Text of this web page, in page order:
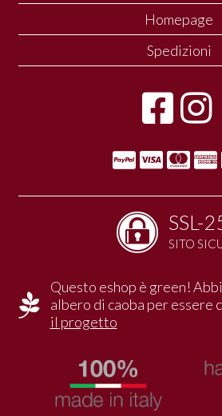
Homepage
Spedizioni
SSL-
SITO
Questo eshop è green!
albero di caoba per essere
il progetto